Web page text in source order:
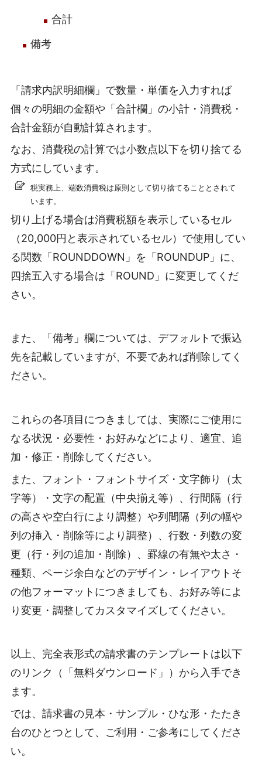
合計
備考
「請求内訳明細欄」で数量・単価を入力すれば
個々の明細の金額や「合計欄」の小計・消費税・
合計金額が自動計算されます。
なお、消費税の計算では小数点以下を切り捨てる
方式にしています。
税実務上、端数消費税は原則として切り捨てることとされて
います。
切り上げる場合は消費税額を表示しているセル
（20,000円と表示されているセル）で使用してい
る関数「ROUNDDOWN」を「ROUNDUP」に、
四捨五入する場合は「ROUND」に変更してくだ
さい。
また、「備考」欄については、デフォルトで振込
先を記載していますが、不要であれば削除してく
ださい。
これらの各項目につきましては、実際にご使用に
なる状況・必要性・お好みなどにより、適宜、追
加・修正・削除してください。
また、フォント・フォントサイズ・文字飾り（太
字等）・文字の配置（中央揃え等）、行間隔（行
の高さや空白行により調整）や列間隔（列の幅や
列の挿入・削除等により調整）、行数・列数の変
更（行・列の追加・削除）、罫線の有無や太さ・
種類、ページ余白などのデザイン・レイアウトそ
の他フォーマットにつきましても、お好み等によ
り変更・調整してカスタマイズしてください。
以上、完全表形式の請求書のテンプレートは以下
のリンク（「無料ダウンロード」）から入手でき
ます。
では、請求書の見本・サンプル・ひな形・たたき
台のひとつとして、ご利用・ご参考にしてくださ
い。